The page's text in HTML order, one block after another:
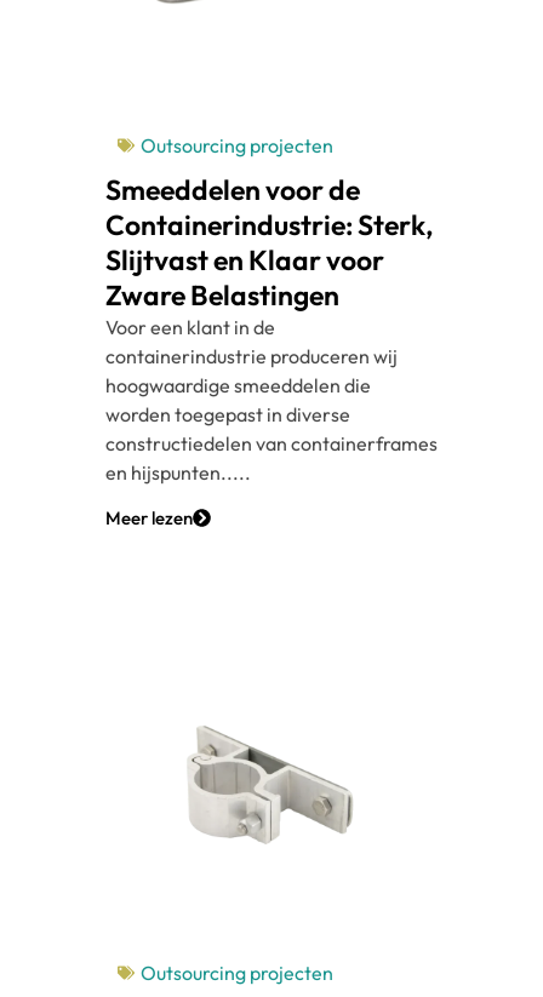
Outsourcing projecten
Smeeddelen voor de
Containerindustrie: Sterk,
Slijtvast en Klaar voor
Zware Belastingen
Voor een klant in de
containerindustrie produceren wij
hoogwaardige smeeddelen die
worden toegepast in diverse
constructiedelen van containerframes
en hijspunten.....
Meer lezen
Outsourcing projecten